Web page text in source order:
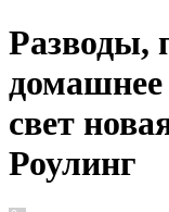
Разводы,
свет
Роулинг